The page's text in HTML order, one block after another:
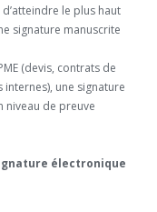
le plus haut
signature manuscrite
(devis, contrats de
une signature
niveau de preuve
électronique